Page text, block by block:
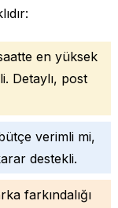
en yüksek
Detaylı, post
verimli mi,
destekli.
farkındalığı